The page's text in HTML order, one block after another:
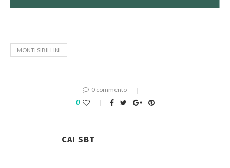
MONTI SIBILLINI
0 commento
0
CAI SBT